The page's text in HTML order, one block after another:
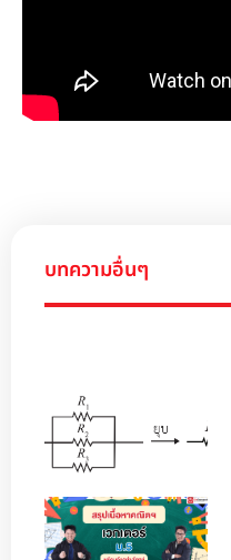
บทความอื่นๆ